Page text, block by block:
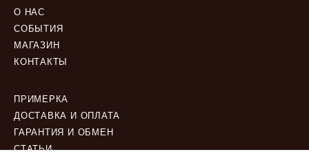
О НАС
СОБЫТИЯ
МАГАЗИН
КОНТАКТЫ
ПРИМЕРКА
ДОСТАВКА И ОПЛАТА
ГАРАНТИЯ И ОБМЕН
СТАТЬИ